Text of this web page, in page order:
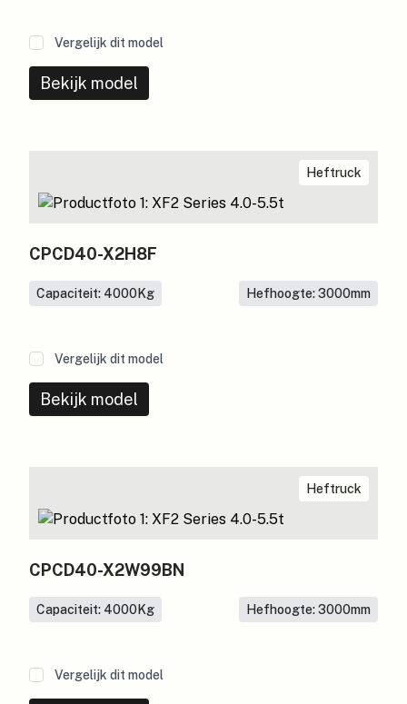
Vergelijk dit model
Bekijk model
Heftruck
CPCD40-X2H8F
Capaciteit: 4000Kg Hefhoogte: 3000mm
Vergelijk dit model
Bekijk model
Heftruck
CPCD40-X2W99BN
Capaciteit: 4000Kg Hefhoogte: 3000mm
Vergelijk dit model